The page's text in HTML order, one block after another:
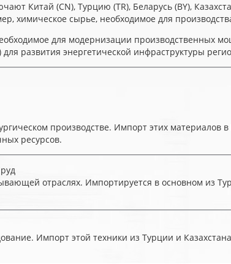
Китай (CN), Турцию (TR), Беларусь (BY),
химическое сырье, необходимое для
для модернизации производственных
развития энергетической инфраструктуры
производстве. Импорт этих материалов
ресурсов.
отраслях. Импортируется в основном из
Импорт этой техники из Турции и